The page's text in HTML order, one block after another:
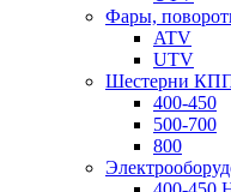
Фары,
ATV
UTV
Шестерни
400-450
500-700
800